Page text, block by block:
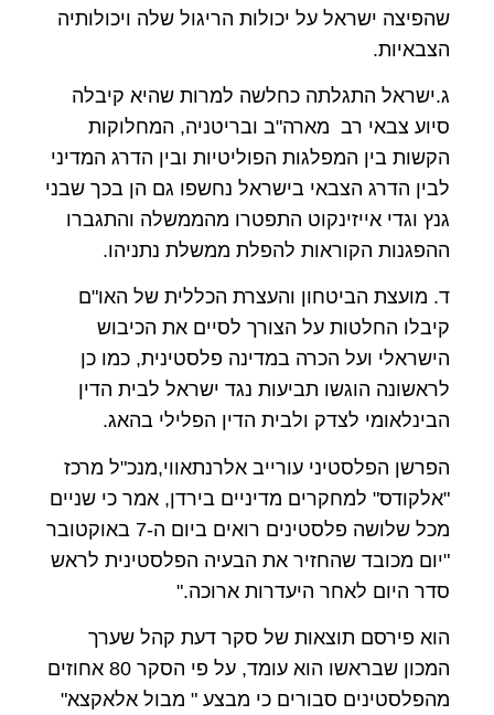
שהפיצה ישראל על יכולות הריגול שלה ויכולותיה
הצבאיות.
ג.ישראל התגלתה כחלשה למרות שהיא קיבלה
סיוע צבאי רב מארה"ב ובריטניה, המחלוקות
הקשות בין המפלגות הפוליטיות ובין הדרג המדיני
לבין הדרג הצבאי בישראל נחשפו גם הן בכך שבני
גנץ וגדי אייזינקוט התפטרו מהממשלה והתגברו
ההפגנות הקוראות להפלת ממשלת נתניהו.
ד. מועצת הביטחון והעצרת הכללית של האו"ם
קיבלו החלטות על הצורך לסיים את הכיבוש
הישראלי ועל הכרה במדינה פלסטינית, כמו כן
לראשונה הוגשו תביעות נגד ישראל לבית הדין
הבינלאומי לצדק ולבית הדין הפלילי בהאג.
הפרשן הפלסטיני עורייב אלרנתאווי,מנכ"ל מרכז
"אלקודס" למחקרים מדיניים בירדן, אמר כי שניים
מכל שלושה פלסטינים רואים ביום ה-7 באוקטובר
"יום מכובד שהחזיר את הבעיה הפלסטינית לראש
סדר היום לאחר היעדרות ארוכה."
הוא פירסם תוצאות של סקר דעת קהל שערך
המכון שבראשו הוא עומד, על פי הסקר 80 אחוזים
מהפלסטינים סבורים כי מבצע " מבול אלאקצא"